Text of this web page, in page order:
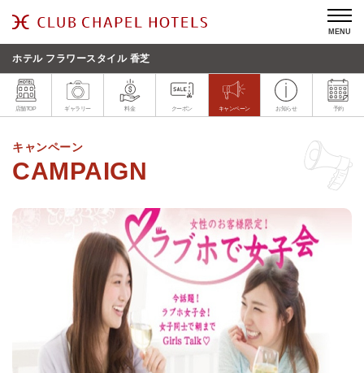
MENU
ホテル フラワースタイル 香芝
店舗TOP ギャラリー 料金 クーポン キャンペーン お知らせ 予約
キャンペーン